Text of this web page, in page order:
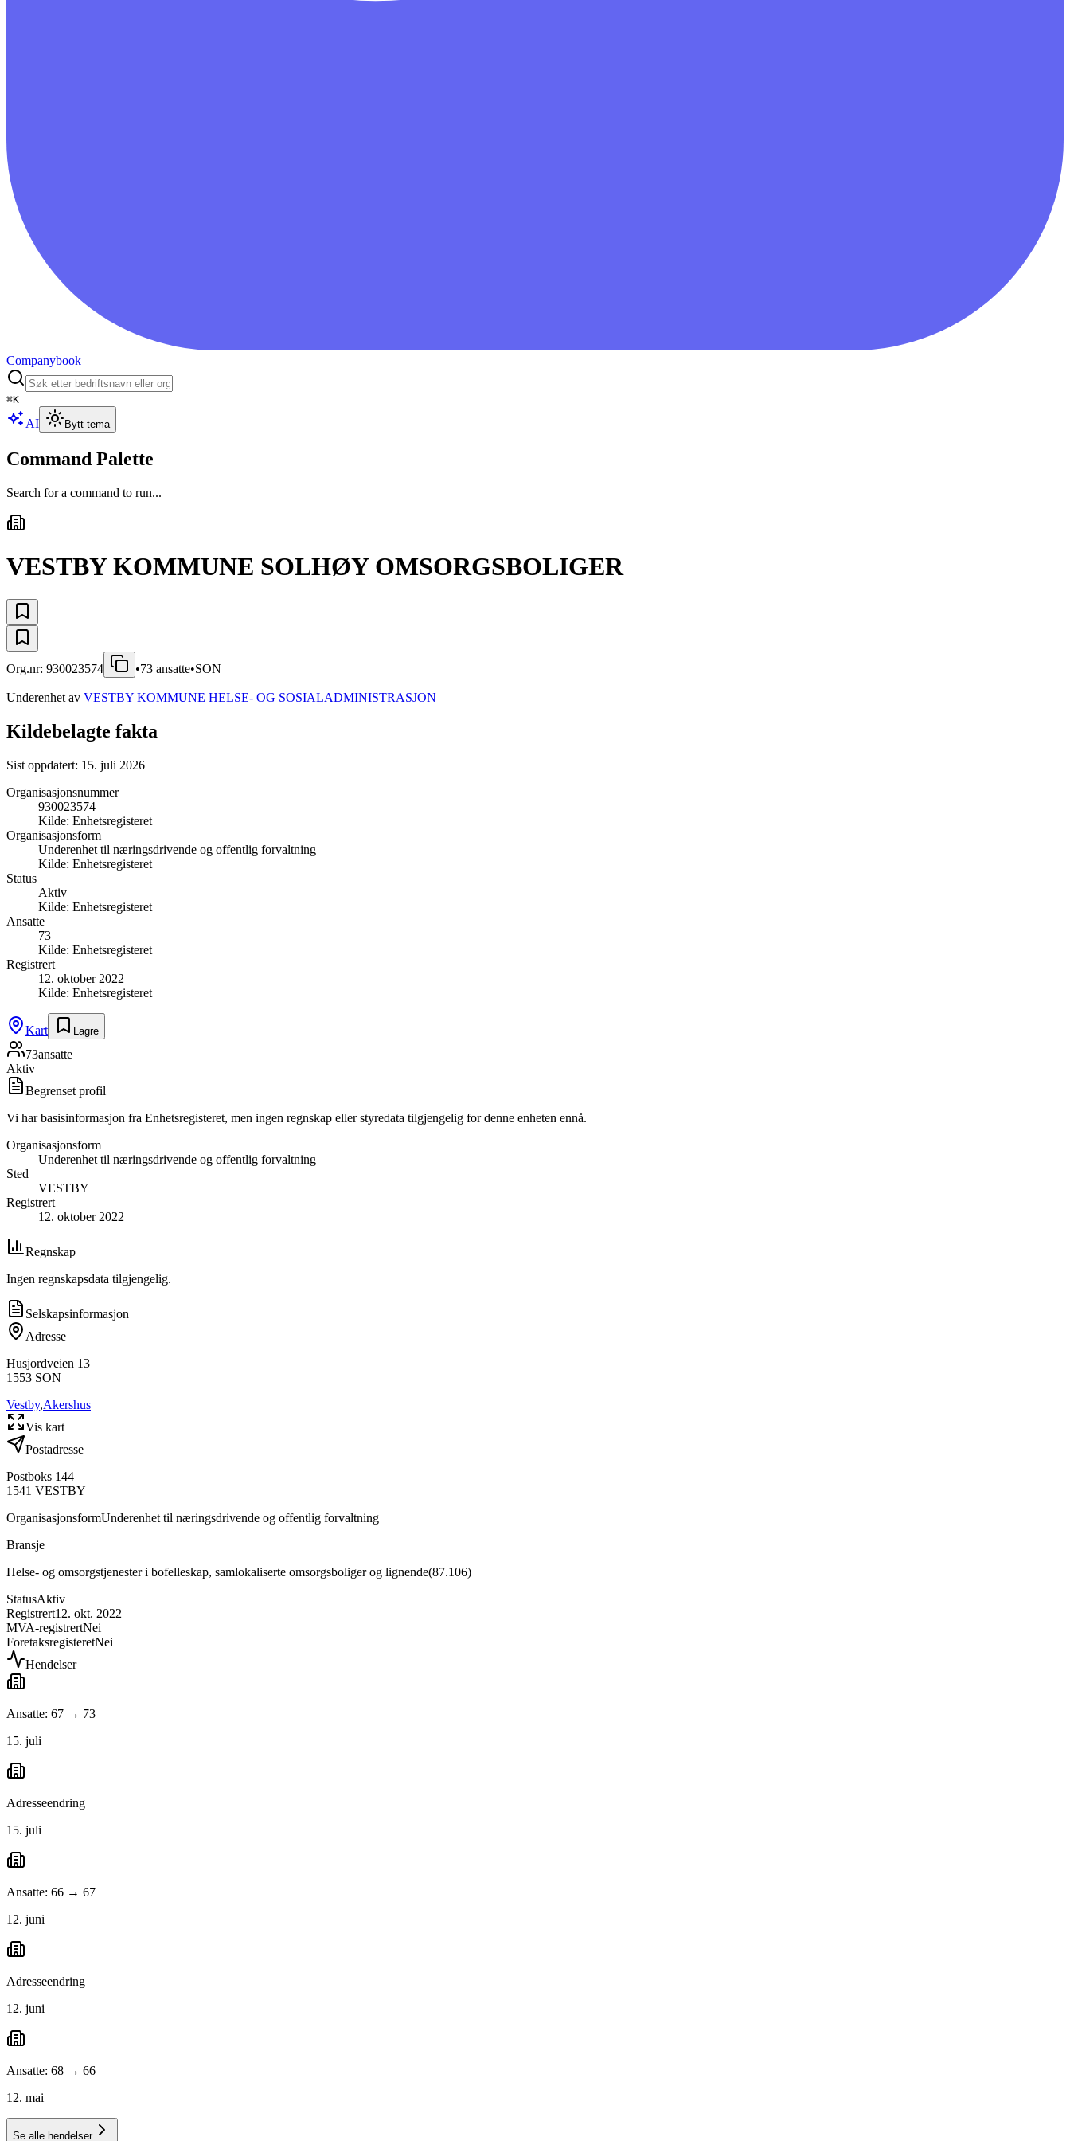
Companybook
⌘K
AI Bytt tema
Command Palette
Search for a command to run...
VESTBY KOMMUNE SOLHØY OMSORGSBOLIGER
Org.nr: 930023574 •73 ansatte•SON
Underenhet av VESTBY KOMMUNE HELSE- OG SOSIALADMINISTRASJON
Kildebelagte fakta
Sist oppdatert: 15. juli 2026
Organisasjonsnummer
930023574
Kilde: Enhetsregisteret
Organisasjonsform
Underenhet til næringsdrivende og offentlig forvaltning
Kilde: Enhetsregisteret
Status
Aktiv
Kilde: Enhetsregisteret
Ansatte
73
Kilde: Enhetsregisteret
Registrert
12. oktober 2022
Kilde: Enhetsregisteret
Kart Lagre
73ansatte
Aktiv
Begrenset profil
Vi har basisinformasjon fra Enhetsregisteret, men ingen regnskap eller styredata tilgjengelig for denne enheten ennå.
Organisasjonsform
Underenhet til næringsdrivende og offentlig forvaltning
Sted
VESTBY
Registrert
12. oktober 2022
Regnskap
Ingen regnskapsdata tilgjengelig.
Selskapsinformasjon
Adresse
Husjordveien 13
1553 SON
Vestby,Akershus
Vis kart
Postadresse
Postboks 144
1541 VESTBY
OrganisasjonsformUnderenhet til næringsdrivende og offentlig forvaltning
Bransje
Helse- og omsorgstjenester i bofelleskap, samlokaliserte omsorgsboliger og lignende(87.106)
StatusAktiv
Registrert12. okt. 2022
MVA-registrertNei
ForetaksregisteretNei
Hendelser
Ansatte: 67 → 73
15. juli
Adresseendring
15. juli
Ansatte: 66 → 67
12. juni
Adresseendring
12. juni
Ansatte: 68 → 66
12. mai
Se alle hendelser